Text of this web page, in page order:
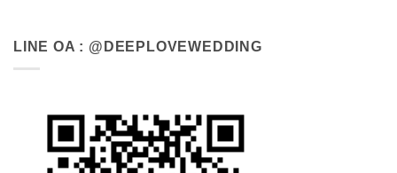
LINE OA : @DEEPLOVEWEDDING